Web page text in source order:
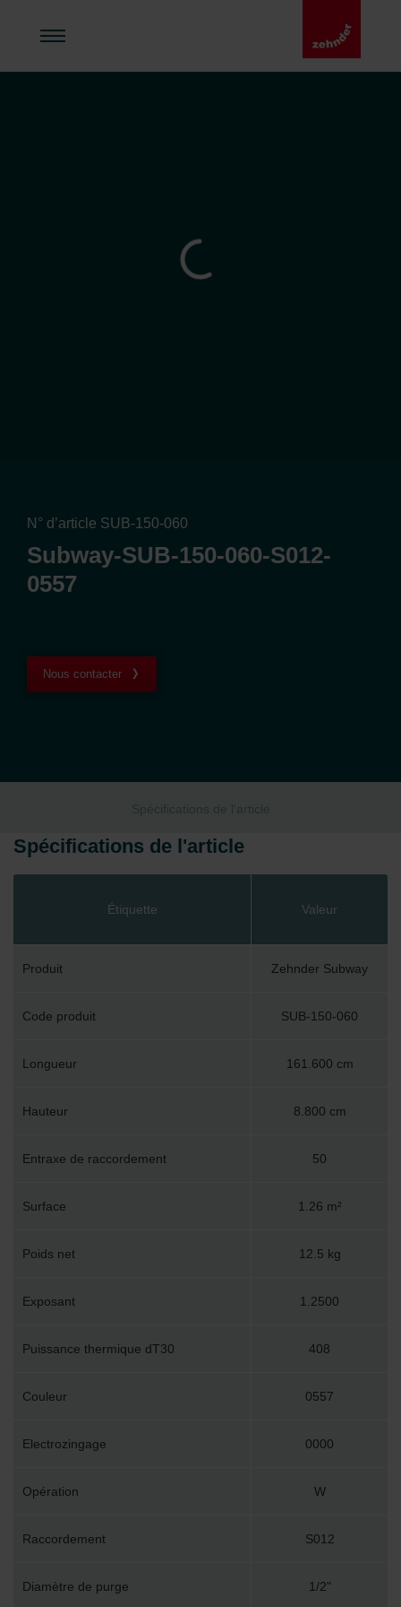
N° d’article SUB-150-060
Subway-SUB-150-060-S012-
0557
Nous contacter
Spécifications de l'article
Spécifications de l'article
Étiquette Valeur
Produit Zehnder Subway
Code produit SUB-150-060
Longueur 161.600 cm
Hauteur 8.800 cm
Entraxe de raccordement 50
Surface 1.26 m²
Poids net 12.5 kg
Exposant 1.2500
Puissance thermique dT30 408
Couleur 0557
Electrozingage 0000
Opération W
Raccordement S012
Diamètre de purge 1/2"